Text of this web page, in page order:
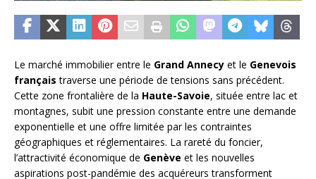
Le marché immobilier entre le Grand Annecy et le Genevois
français traverse une période de tensions sans précédent.
Cette zone frontalière de la Haute-Savoie, située entre lac et
montagnes, subit une pression constante entre une demande
exponentielle et une offre limitée par les contraintes
géographiques et réglementaires. La rareté du foncier,
l’attractivité économique de Genève et les nouvelles
aspirations post-pandémie des acquéreurs transforment